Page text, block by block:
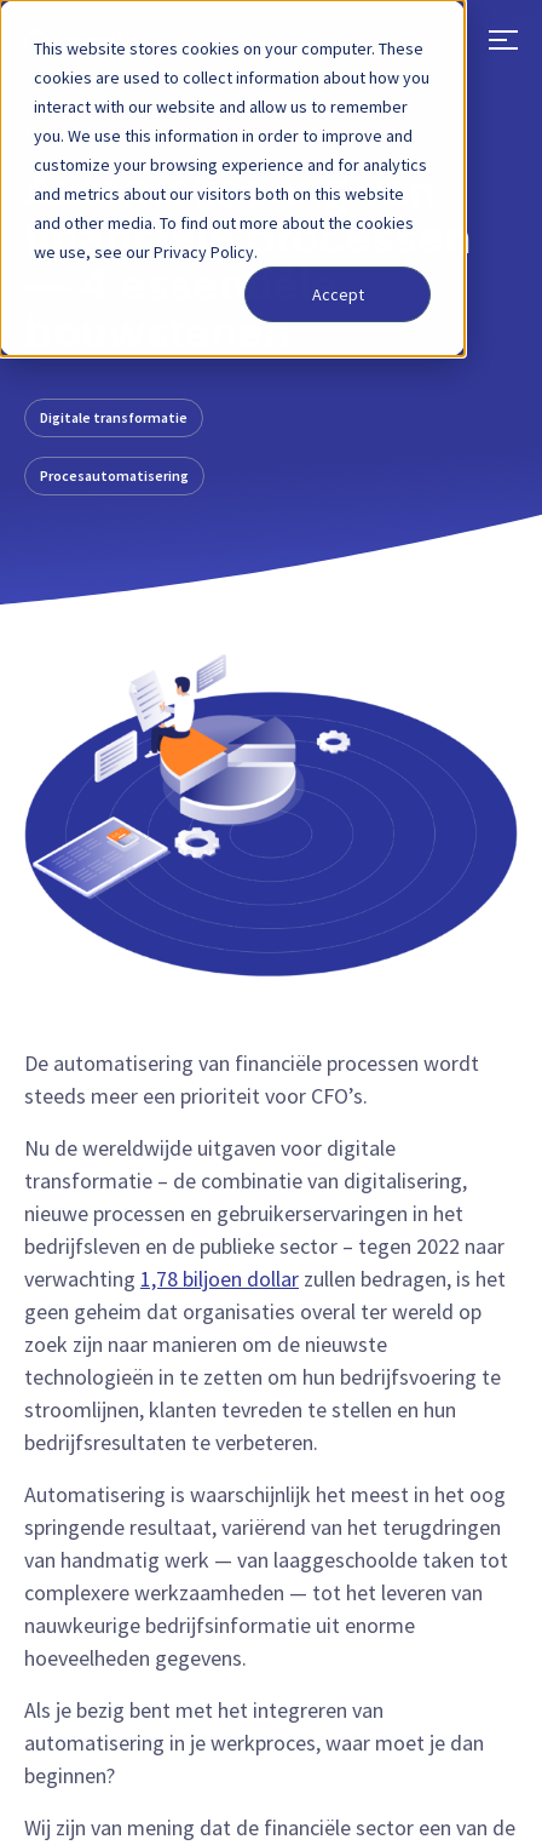
This website stores cookies on your computer. These
cookies are used to collect information about how you
interact with our website and allow us to remember
you. We use this information in order to improve and
customize your browsing experience and for analytics
and metrics about our visitors both on this website
and other media. To find out more about the cookies
we use, see our Privacy Policy.
Accept
TERUG BLOGBERICHT 16 FEBRUARI 2022
Automatisering van
financiële processen
— 4 essentiële
bouwstenen
Digitale transformatie
Procesautomatisering
De automatisering van financiële processen wordt
steeds meer een prioriteit voor CFO’s.
Nu de wereldwijde uitgaven voor digitale
transformatie – de combinatie van digitalisering,
nieuwe processen en gebruikerservaringen in het
bedrijfsleven en de publieke sector – tegen 2022 naar
verwachting 1,78 biljoen dollar zullen bedragen, is het
geen geheim dat organisaties overal ter wereld op
zoek zijn naar manieren om de nieuwste
technologieën in te zetten om hun bedrijfsvoering te
stroomlijnen, klanten tevreden te stellen en hun
bedrijfsresultaten te verbeteren.
Automatisering is waarschijnlijk het meest in het oog
springende resultaat, variërend van het terugdringen
van handmatig werk — van laaggeschoolde taken tot
complexere werkzaamheden — tot het leveren van
nauwkeurige bedrijfsinformatie uit enorme
hoeveelheden gegevens.
Als je bezig bent met het integreren van
automatisering in je werkproces, waar moet je dan
beginnen?
Wij zijn van mening dat de financiële sector een van de